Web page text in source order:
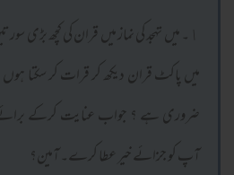
١۔ میں تہجد کی نماز میں قران کی کچھ بڑی
ضروری ہے ؟ جواب عنایت کرکے برائے
آپ کو جزائے خیر عطا کرے۔ آمین؟